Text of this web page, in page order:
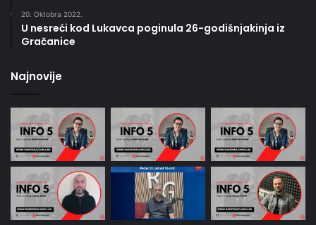
20. Oktobra 2022.
U nesreći kod Lukavca poginula 26-godišnjakinja iz
Gračanice
Najnovije